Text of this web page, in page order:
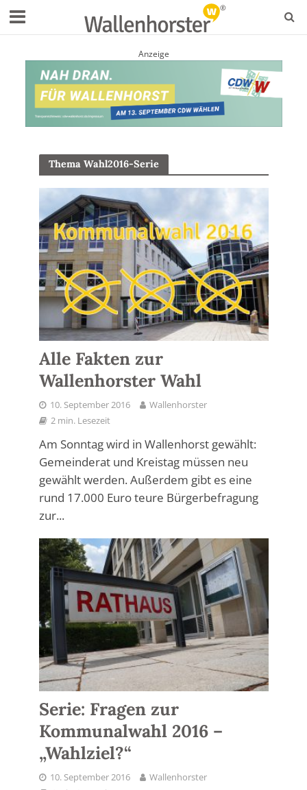
Anzeige
Thema Wahl2016-Serie
Alle Fakten zur
Wallenhorster Wahl
10. September 2016
Wallenhorster
2 min. Lesezeit
Am Sonntag wird in Wallenhorst gewählt:
Gemeinderat und Kreistag müssen neu
gewählt werden. Außerdem gibt es eine
rund 17.000 Euro teure Bürgerbefragung
zur...
Serie: Fragen zur
Kommunalwahl 2016 –
„Wahlziel?“
10. September 2016
Wallenhorster